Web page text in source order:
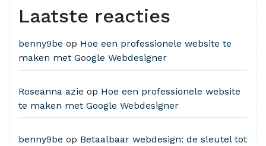
Laatste reacties
benny9be op Hoe een professionele website te
maken met Google Webdesigner
Roseanna azie op Hoe een professionele website
te maken met Google Webdesigner
benny9be op Betaalbaar webdesign: de sleutel tot